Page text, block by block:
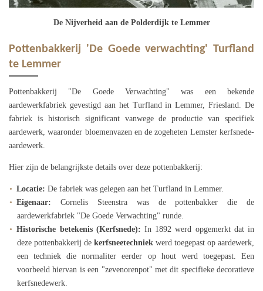
De Nijverheid aan de Polderdijk te Lemmer
Pottenbakkerij 'De Goede verwachting' Turfland
te Lemmer
Pottenbakkerij "De Goede Verwachting" was een bekende
aardewerkfabriek gevestigd aan het Turfland in Lemmer, Friesland. De
fabriek is historisch significant vanwege de productie van specifiek
aardewerk, waaronder bloemenvazen en de zogeheten Lemster kerfsnede-
aardewerk.
Hier zijn de belangrijkste details over deze pottenbakkerij:
Locatie: De fabriek was gelegen aan het Turfland in Lemmer.
Eigenaar:
Cornelis Steenstra was de pottenbakker die de
aardewerkfabriek "De Goede Verwachting" runde.
Historische betekenis (Kerfsnede): In 1892 werd opgemerkt dat in
deze pottenbakkerij de kerfsneetechniek werd toegepast op aardewerk,
een techniek die normaliter eerder op hout werd toegepast. Een
voorbeeld hiervan is een "zevenorenpot" met dit specifieke decoratieve
kerfsnedewerk.